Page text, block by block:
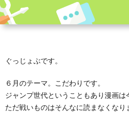
ぐっじょぶです。
６月のテーマ。こだわりです。
ジャンプ世代ということもあり漫画は
ただ戦いものはそんなに読まなくなり